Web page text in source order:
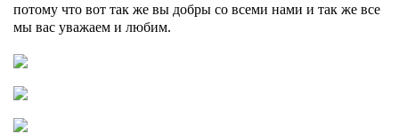
потому что вот так же вы добры со всеми нами и так же все
мы вас уважаем и любим.